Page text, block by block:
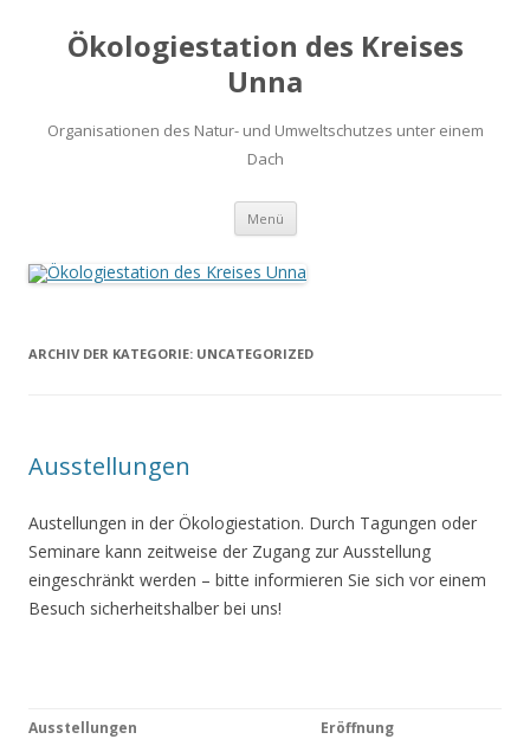
Ökologiestation des Kreises
Unna
Organisationen des Natur- und Umweltschutzes unter einem
Dach
Menü Zum
springen
ARCHIV DER KATEGORIE: UNCATEGORIZED
Ausstellungen
Austellungen in der Ökologiestation. Durch Tagungen oder
Seminare kann zeitweise der Zugang zur Ausstellung
eingeschränkt werden – bitte informieren Sie sich vor einem
Besuch sicherheitshalber bei uns!
Ausstellungen Eröffnung